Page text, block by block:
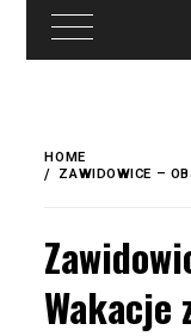
treści
content
HOME
ZAWIDOWICE –
Wakacje